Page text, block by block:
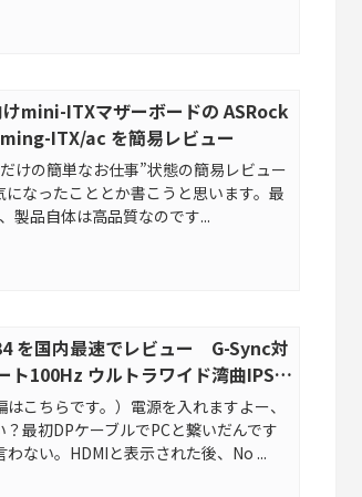
mini-ITXマザーボードの ASRock
ITX/ac を簡易レビュー
けの簡単なお仕事”状態の簡易レビュー
になったこととか書こうと思います。最
製品自体は高品質なのです...
を国内最速でレビュー G-Sync対
ト100Hz ウルトラワイド湾曲IPS液
OC編～
はこちらです。）電源を入れますよー、
初DPケーブルでPCと繋いだんです
ない。HDMIと表示された後、No ...